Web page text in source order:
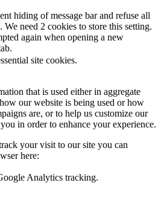
hiding of message bar and refuse all
need 2 cookies to store this setting.
again when opening a new
site cookies.
that is used either in aggregate
our website is being used or how
are, or to help us customize our
in order to enhance your experience.
your visit to our site you can
here:
Analytics tracking.